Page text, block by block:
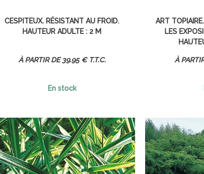
CESPITEUX. RÉSISTANT AU FROID.
HAUTEUR ADULTE : 2 M
39.95 € T.T.C.
En stock
ART
LES